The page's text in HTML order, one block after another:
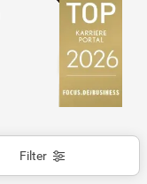
Filter